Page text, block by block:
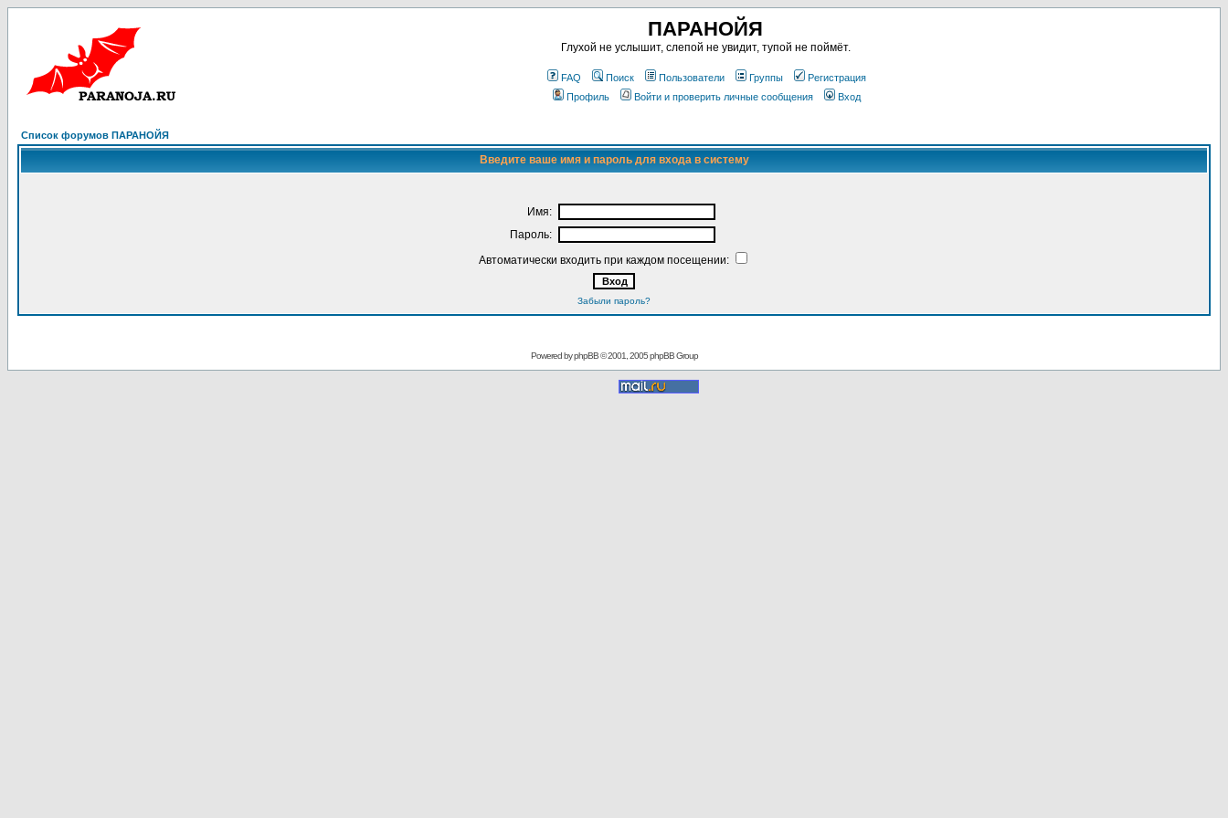
ПАРАНОЙЯ
Глухой не услышит, слепой не увидит, тупой не поймёт.
FAQ Поиск Пользователи Группы
Регистрация
Профиль
Войти и проверить личные сообщения Вход
Список форумов ПАРАНОЙЯ
Введите ваше имя и пароль для входа в систему
Имя:
Пароль:
Автоматически входить при каждом посещении:
Забыли пароль?
Powered byphpBB© 2001, 2005 phpBB Group